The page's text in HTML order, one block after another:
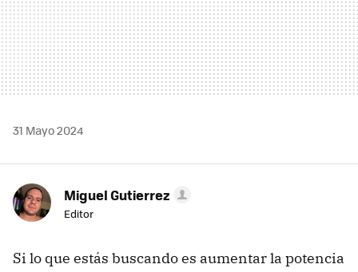
31 Mayo 2024
Miguel Gutierrez
Editor
Si lo que estás buscando es aumentar la potencia